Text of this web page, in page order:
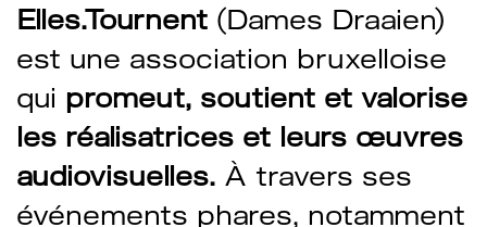
Elles.Tournent (Dames Draaien)
est une association bruxelloise
qui promeut, soutient et valorise
les réalisatrices et leurs œuvres
audiovisuelles. À travers ses
événements phares, notamment